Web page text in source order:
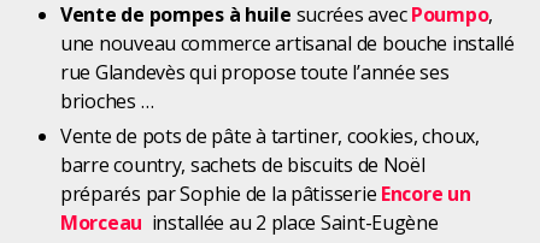
Vente de pompes à huile sucrées avecPoumpo,
une nouveau commerce artisanal de bouche installé
rue Glandevès qui propose toute l’année ses
brioches …
Vente de pots de pâte à tartiner, cookies, choux,
barre country, sachets de biscuits de Noël
préparés par Sophie de la pâtisserie Encore un
Morceau installée au 2 place Saint-Eugène